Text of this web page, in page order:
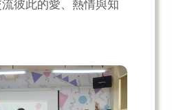
彼此的愛、熱情與知